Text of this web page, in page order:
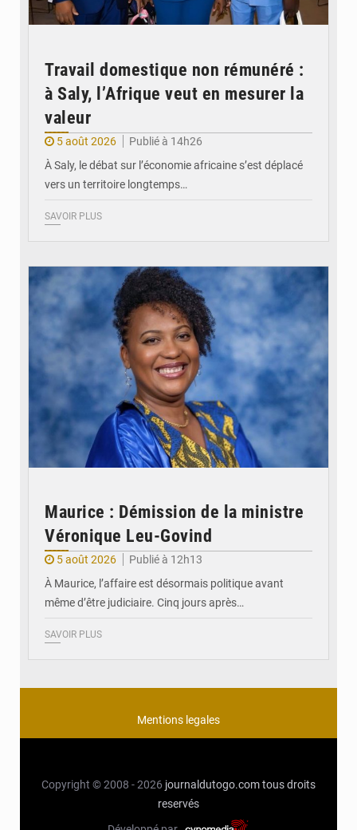
Travail domestique non rémunéré :
à Saly, l’Afrique veut en mesurer la
valeur
5 août 2026
Publié à 14h26
À Saly, le débat sur l’économie africaine s’est déplacé
vers un territoire longtemps…
SAVOIR PLUS
Maurice : Démission de la ministre
Véronique Leu-Govind
5 août 2026
Publié à 12h13
À Maurice, l’affaire est désormais politique avant
même d’être judiciaire. Cinq jours après…
SAVOIR PLUS
Mentions legales
Copyright © 2008 - 2026 journaldutogo.comtous droits
reservés